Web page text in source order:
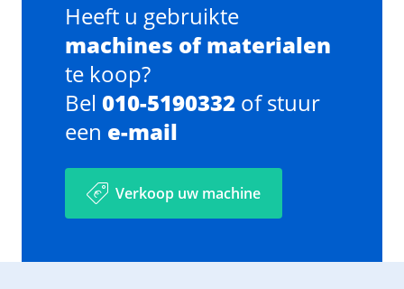
Heeft u gebruikte
machines of materialen
te koop?
Bel 010-5190332 of stuur
een e-mail
Verkoop uw machine